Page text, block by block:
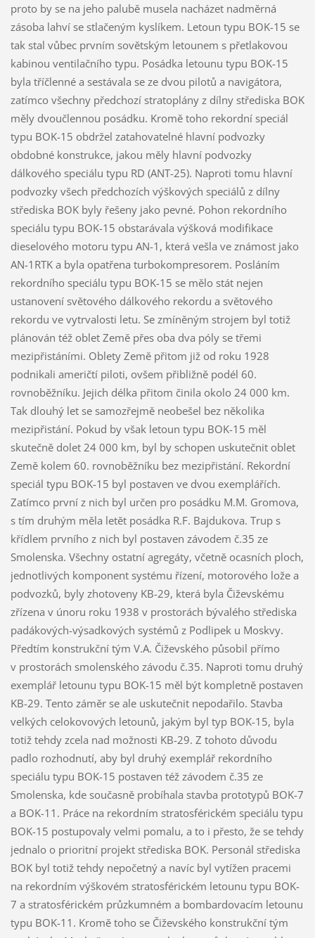
proto by se na jeho palubě musela nacházet nadměrná
zásoba lahví se stlačeným kyslíkem. Letoun typu BOK-15 se
tak stal vůbec prvním sovětským letounem s přetlakovou
kabinou ventilačního typu. Posádka letounu typu BOK-15
byla tříčlenné a sestávala se ze dvou pilotů a navigátora,
zatímco všechny předchozí stratoplány z dílny střediska BOK
měly dvoučlennou posádku. Kromě toho rekordní speciál
typu BOK-15 obdržel zatahovatelné hlavní podvozky
obdobné konstrukce, jakou měly hlavní podvozky
dálkového speciálu typu RD (ANT-25). Naproti tomu hlavní
podvozky všech předchozích výškových speciálů z dílny
střediska BOK byly řešeny jako pevné. Pohon rekordního
speciálu typu BOK-15 obstarávala výšková modifikace
dieselového motoru typu AN-1, která vešla ve známost jako
AN-1RTK a byla opatřena turbokompresorem. Posláním
rekordního speciálu typu BOK-15 se mělo stát nejen
ustanovení světového dálkového rekordu a světového
rekordu ve vytrvalosti letu. Se zmíněným strojem byl totiž
plánován též oblet Země přes oba dva póly se třemi
mezipřistáními. Oblety Země přitom již od roku 1928
podnikali američtí piloti, ovšem přibližně podél 60.
rovnoběžníku. Jejich délka přitom činila okolo 24 000 km.
Tak dlouhý let se samozřejmě neobešel bez několika
mezipřistání. Pokud by však letoun typu BOK-15 měl
skutečně dolet 24 000 km, byl by schopen uskutečnit oblet
Země kolem 60. rovnoběžníku bez mezipřistání. Rekordní
speciál typu BOK-15 byl postaven ve dvou exemplářích.
Zatímco první z nich byl určen pro posádku M.M. Gromova,
s tím druhým měla letět posádka R.F. Bajdukova. Trup s
křídlem prvního z nich byl postaven závodem č.35 ze
Smolenska. Všechny ostatní agregáty, včetně ocasních ploch,
jednotlivých komponent systému řízení, motorového lože a
podvozků, byly zhotoveny KB-29, která byla Čiževskému
zřízena v únoru roku 1938 v prostorách bývalého střediska
padákových-výsadkových systémů z Podlipek u Moskvy.
Předtím konstrukční tým V.A. Čiževského působil přímo
v prostorách smolenského závodu č.35. Naproti tomu druhý
exemplář letounu typu BOK-15 měl být kompletně postaven
KB-29. Tento záměr se ale uskutečnit nepodařilo. Stavba
velkých celokovových letounů, jakým byl typ BOK-15, byla
totiž tehdy zcela nad možnosti KB-29. Z tohoto důvodu
padlo rozhodnutí, aby byl druhý exemplář rekordního
speciálu typu BOK-15 postaven též závodem č.35 ze
Smolenska, kde současně probíhala stavba prototypů BOK-7
a BOK-11. Práce na rekordním stratosférickém speciálu typu
BOK-15 postupovaly velmi pomalu, a to i přesto, že se tehdy
jednalo o prioritní projekt střediska BOK. Personál střediska
BOK byl totiž tehdy nepočetný a navíc byl vytížen pracemi
na rekordním výškovém stratosférickém letounu typu BOK-
7 a stratosférickém průzkumném a bombardovacím letounu
typu BOK-11. Kromě toho se Čiževského konstrukční tým